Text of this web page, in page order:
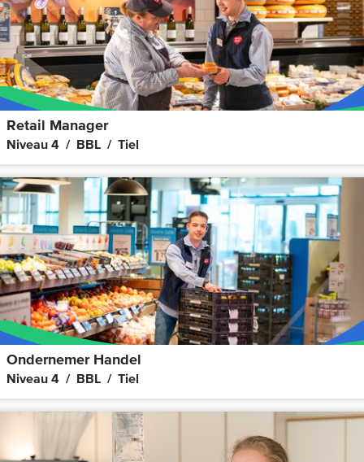
Retail Manager
Niveau 4 BBL Tiel
Ondernemer Handel
Niveau 4 BBL Tiel